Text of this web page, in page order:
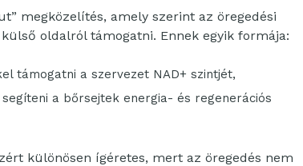
megközelítés, amely szerint az öregedési
oldalról támogatni. Ennek egyik formája:
támogatni a szervezet NAD+ szintjét,
a bőrsejtek energia- és regenerációs
különösen ígéretes, mert az öregedés nem